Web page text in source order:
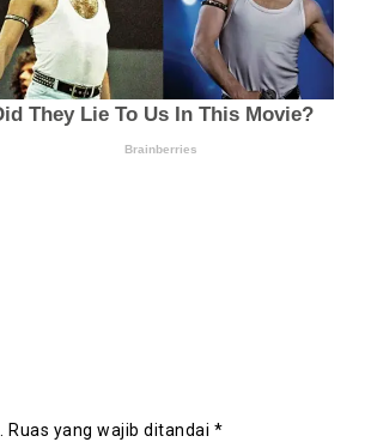
Ruas yang wajib ditandai *